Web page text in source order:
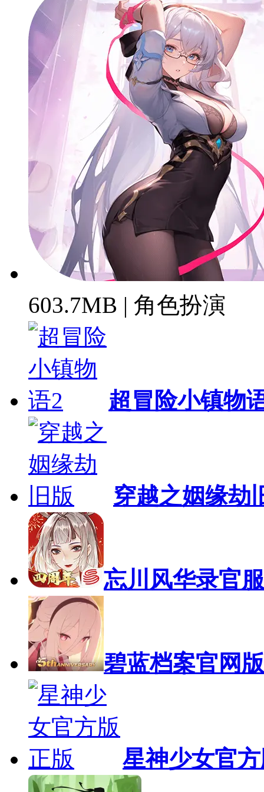
603.7MB | 角色扮演
超冒险小镇物
穿越之姻缘劫
忘川风华录官服
碧蓝档案官网版
星神少女官